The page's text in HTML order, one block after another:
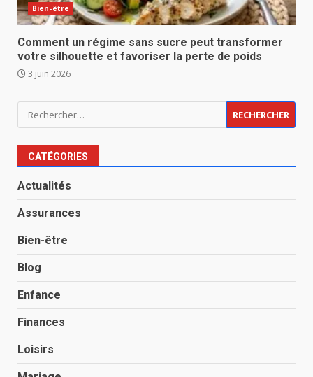
Bien-être
Comment un régime sans sucre peut transformer
votre silhouette et favoriser la perte de poids
3 juin 2026
Rechercher :
CATÉGORIES
Actualités
Assurances
Bien-être
Blog
Enfance
Finances
Loisirs